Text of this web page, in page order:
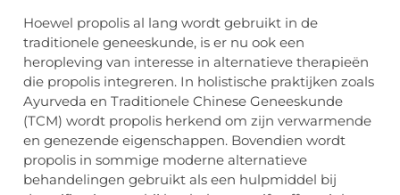
Hoewel propolis al lang wordt gebruikt in de
traditionele geneeskunde, is er nu ook een
heropleving van interesse in alternatieve therapieën
die propolis integreren. In holistische praktijken zoals
Ayurveda en Traditionele Chinese Geneeskunde
(TCM) wordt propolis herkend om zijn verwarmende
en genezende eigenschappen. Bovendien wordt
propolis in sommige moderne alternatieve
behandelingen gebruikt als een hulpmiddel bij